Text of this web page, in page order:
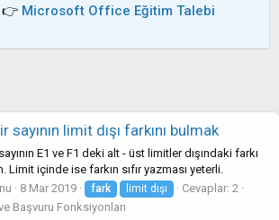
👉 Microsoft Office Eğitim Talebi
sayının limit dışı farkını bulmak
E1 ve F1 deki alt - üst limitler dışındaki farkı
Limit içinde ise farkın sıfır yazması yeterli.
8 Mar 2019 fark limit dışı
Cevaplar: 2
Başvuru Fonksiyonları